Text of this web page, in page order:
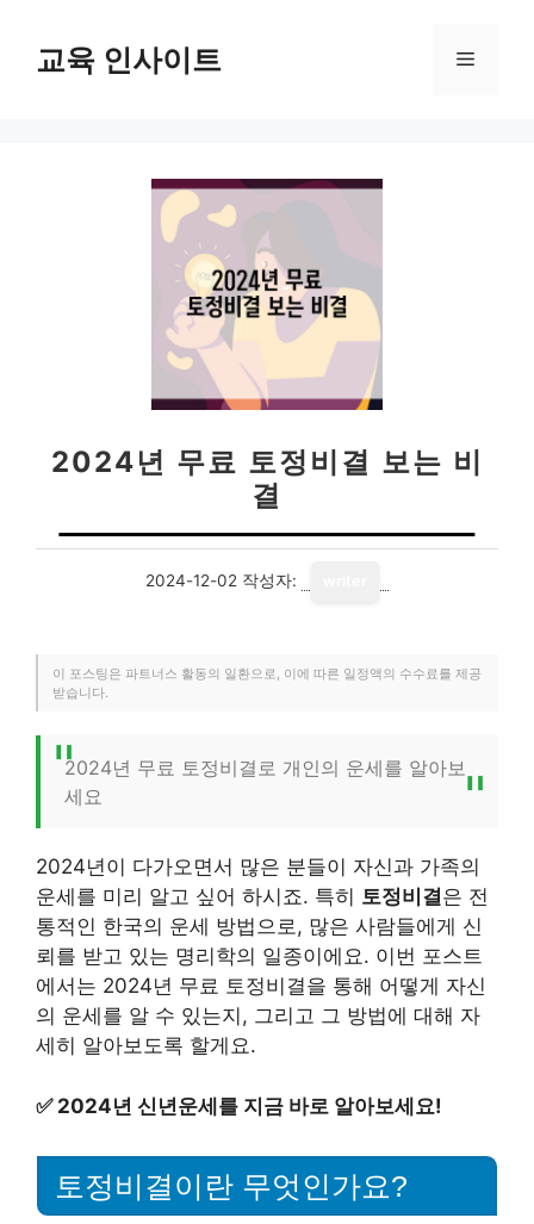
교육 인사이트 메
2024년 무료 토정비결 보는 비
결
2024-12-02 작성자:
이 포스팅은 파트너스 활동의 일환으로, 이에 따른 일정액의 수수료를 제공
받습니다.
2024년 무료 토정비결로 개인의 운세를 알아보
세요
2024년이 다가오면서 많은 분들이 자신과 가족의
운세를 미리 알고 싶어 하시죠. 특히 토정비결은 전
통적인 한국의 운세 방법으로, 많은 사람들에게 신
뢰를 받고 있는 명리학의 일종이에요. 이번 포스트
에서는 2024년 무료 토정비결을 통해 어떻게 자신
의 운세를 알 수 있는지, 그리고 그 방법에 대해 자
세히 알아보도록 할게요.
✅ 2024년 신년운세를 지금 바로 알아보세요!
토정비결이란 무엇인가요?